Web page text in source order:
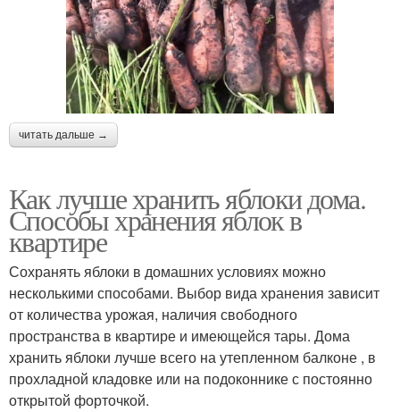
читать дальше →
Как лучше хранить яблоки дома.
Способы хранения яблок в
квартире
Сохранять яблоки в домашних условиях можно
несколькими способами. Выбор вида хранения зависит
от количества урожая, наличия свободного
пространства в квартире и имеющейся тары. Дома
хранить яблоки лучше всего на утепленном балконе , в
прохладной кладовке или на подоконнике с постоянно
открытой форточкой.